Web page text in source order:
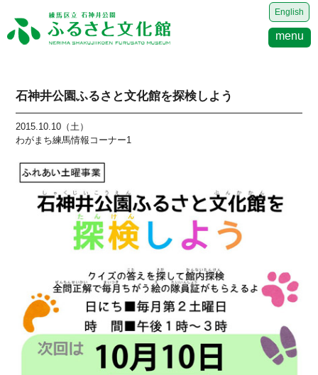
English
menu
石神井公園ふるさと文化館を探検しよう
2015.10.10（土）
わがまち練馬情報コーナー1